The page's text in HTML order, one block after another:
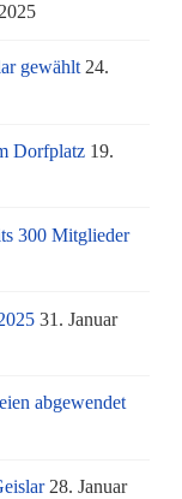
gewählt 24.
Dorfplatz 19.
300 Mitglieder
31. Januar
abgewendet
28. Januar